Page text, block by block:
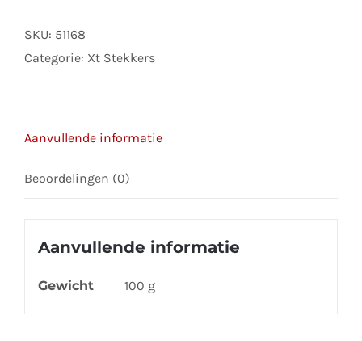
goudcontact
man
SKU: 51168
Categorie: Xt Stekkers
Aanvullende informatie
Beoordelingen (0)
Aanvullende informatie
Gewicht 100 g